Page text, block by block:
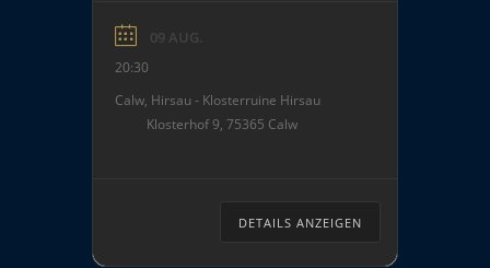
Veranstaltungsreihe
statt. An diesem Abend findet
ein Klassik-Open-Air-Konzert
einen krönenden Abschluss
Lasershow. Veranstaltung mit
09 AUG.
20:30
Calw, Hirsau - Klosterruine Hirsau
Klosterhof 9, 75365 Calw
DETAILS ANZEIGEN